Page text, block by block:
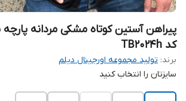
پیراهن آستین کوتاه مشکی مردانه
کد TB2024h
برند: تولید مجموعه اورجینال دیلم
سایزتان را انتخاب کنید